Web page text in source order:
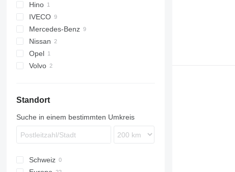
Hino
IVECO
Daily
EuroCargo
Mercedes-Benz
Sprinter
Nissan
Atlas
Atleon
Opel
Movano
Volvo
Standort
Suche in einem bestimmten Umkreis
Schweiz